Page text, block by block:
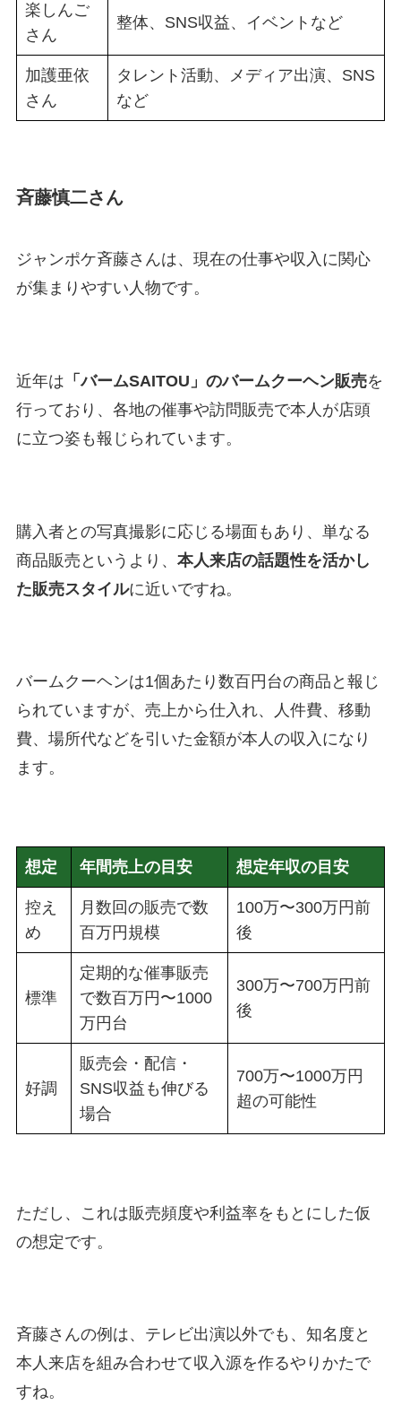
楽しんご
さん
整体、SNS収益、イベントなど
加護亜依
さん
タレント活動、メディア出演、SNS
など
斉藤慎二さん
ジャンポケ斉藤さんは、現在の仕事や収入に関心
が集まりやすい人物です。
近年は 「バームSAITOU」のバームクーヘン販売を
行っており、各地の催事や訪問販売で本人が店頭
に立つ姿も報じられています。
購入者との写真撮影に応じる場面もあり、単なる
商品販売というより、 本人来店の話題性を活かし
た販売スタイルに近いですね。
バームクーヘンは1個あたり数百円台の商品と報じ
られていますが、売上から仕入れ、人件費、移動
費、場所代などを引いた金額が本人の収入になり
ます。
想定 年間売上の目安 想定年収の目安
控え
め
月数回の販売で数
百万円規模
100万〜300万円前
後
標準
定期的な催事販売
で数百万円〜1000
万円台
300万〜700万円前
後
好調
販売会・配信・
SNS収益も伸びる
場合
700万〜1000万円
超の可能性
ただし、これは販売頻度や利益率をもとにした仮
の想定です。
斉藤さんの例は、テレビ出演以外でも、知名度と
本人来店を組み合わせて収入源を作るやりかたで
すね。